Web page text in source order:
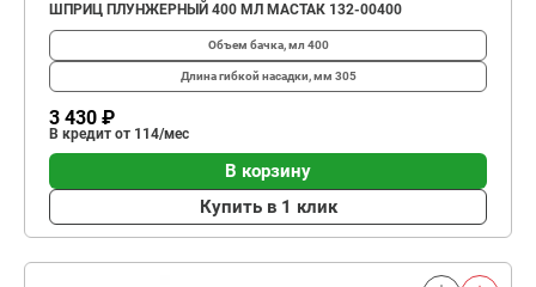
ШПРИЦ ПЛУНЖЕРНЫЙ 400 МЛ МАСТАК 132-00400
Объем бачка, мл 400
Длина гибкой насадки, мм 305
3 430 ₽
В кредит от 114/мес
В корзину
Купить в 1 клик